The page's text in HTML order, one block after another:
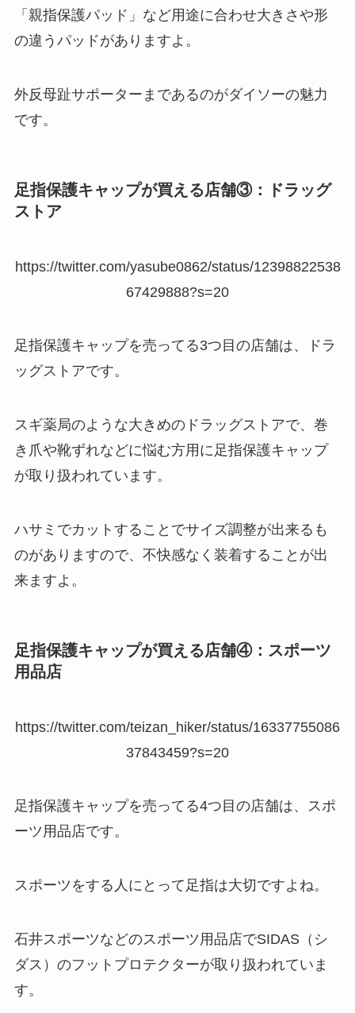
「親指保護パッド」など用途に合わせ大きさや形
の違うパッドがありますよ。
外反母趾サポーターまであるのがダイソーの魅力
です。
足指保護キャップが買える店舗③：ドラッグ
ストア
https://twitter.com/yasube0862/status/12398822538
67429888?s=20
足指保護キャップを売ってる3つ目の店舗は、ドラ
ッグストアです。
スギ薬局のような大きめのドラッグストアで、巻
き爪や靴ずれなどに悩む方用に足指保護キャップ
が取り扱われています。
ハサミでカットすることでサイズ調整が出来るも
のがありますので、不快感なく装着することが出
来ますよ。
足指保護キャップが買える店舗④：スポーツ
用品店
https://twitter.com/teizan_hiker/status/16337755086
37843459?s=20
足指保護キャップを売ってる4つ目の店舗は、スポ
ーツ用品店です。
スポーツをする人にとって足指は大切ですよね。
石井スポーツなどのスポーツ用品店でSIDAS（シ
ダス）のフットプロテクターが取り扱われていま
す。